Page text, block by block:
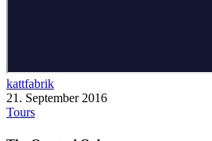
kattfabrik
21. September 2016
Tours